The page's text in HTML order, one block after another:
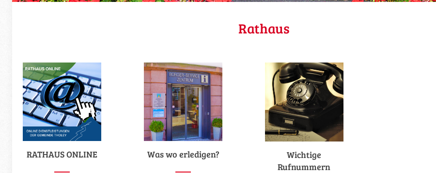
Rathaus
RATHAUS ONLINE Was wo erledigen?
Wichtige
Rufnummern